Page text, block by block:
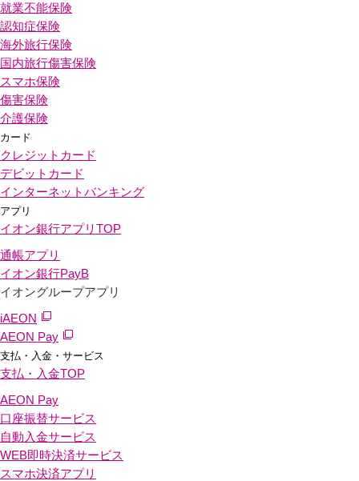
就業不能保険
認知症保険
海外旅行保険
国内旅行傷害保険
スマホ保険
傷害保険
介護保険
カード
クレジットカード
デビットカード
インターネットバンキング
アプリ
イオン銀行アプリ TOP
通帳アプリ
イオン銀行PayB
イオングループアプリ
iAEON
AEON Pay
支払・入金・サービス
支払・入金TOP
AEON Pay
口座振替サービス
自動入金サービス
WEB即時決済サービス
スマホ決済アプリ